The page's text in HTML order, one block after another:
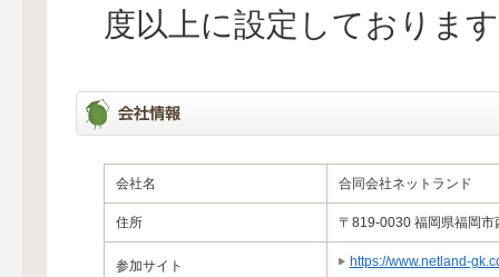
度以上に設定しておりま
会社名 合同会社ネットランド
住所 〒819-0030 福岡県福岡
参加サイト https://www.netland-